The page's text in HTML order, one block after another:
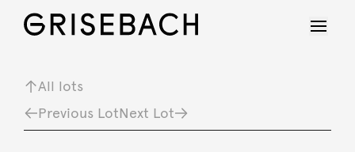
All lots
Previous LotNext Lot